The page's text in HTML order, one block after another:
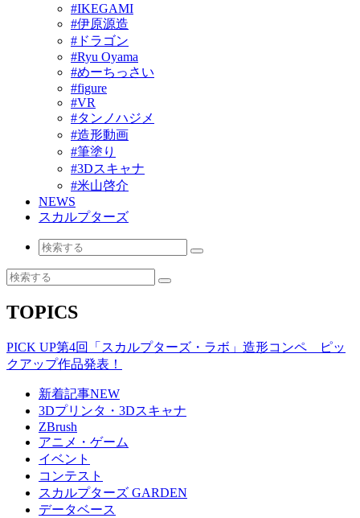
#IKEGAMI
#伊原源造
#ドラゴン
#Ryu Oyama
#めーちっさい
#figure
#VR
#タンノハジメ
#造形動画
#筆塗り
#3Dスキャナ
#米山啓介
NEWS
スカルプターズ
TOPICS
PICK UP第4回「スカルプターズ・ラボ」造形コンペ ピッ
クアップ作品発表！
新着記事NEW
3Dプリンタ・3Dスキャナ
ZBrush
アニメ・ゲーム
イベント
コンテスト
スカルプターズ GARDEN
データベース